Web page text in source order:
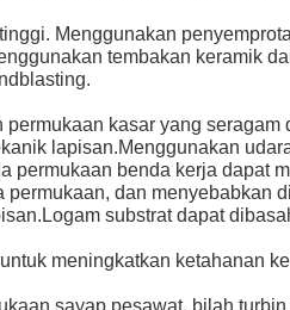
Menggunakan
tembakan keramik
kasar yang seragam
lapisan.Menggunakan
permukaan benda kerja dapat
dan menyebabkan
substrat dapat
meningkatkan ketahanan
sayap pesawat, bilah